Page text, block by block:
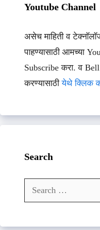
Youtube Channel
असेच माहिती व
पाहण्यासाठी आमच्या
Subscribe करा. व
करण्यासाठीयेथे क्लिक
Search
Search
for: